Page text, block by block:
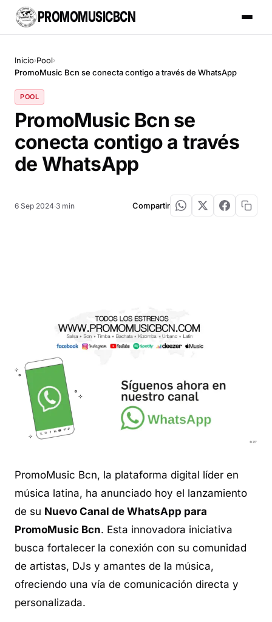
PROMOMUSICBCN
Inicio›Pool›
PromoMusic Bcn se conecta contigo a través de WhatsApp
POOL
PromoMusic Bcn se
conecta contigo a través
de WhatsApp
6 Sep 2024·3 min Compartir
PromoMusic Bcn, la plataforma digital líder en
música latina, ha anunciado hoy el lanzamiento
de su Nuevo Canal de WhatsApp para
PromoMusic Bcn. Esta innovadora iniciativa
busca fortalecer la conexión con su comunidad
de artistas, DJs y amantes de la música,
ofreciendo una vía de comunicación directa y
personalizada.